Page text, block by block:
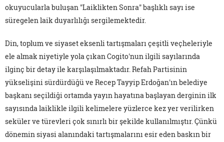
okuyucularla buluşan "Laiklikten Sonra" başlıklı sayı ise
süregelen laik duyarlılığı sergilemektedir.
Din, toplum ve siyaset eksenli tartışmaları çeşitli veçheleriyle
ele almak niyetiyle yola çıkan Cogito'nun ilgili sayılarında
ilginç bir detay ile karşılaşılmaktadır. Refah Partisinin
yükselişini sürdürdüğü ve Recep Tayyip Erdoğan'ın belediye
başkanı seçildiği ortamda yayın hayatına başlayan derginin ilk
sayısında laiklikle ilgili kelimelere yüzlerce kez yer verilirken
seküler ve türevleri çok sınırlı bir şekilde kullanılmıştır. Çünkü
dönemin siyasi alanındaki tartışmalarını esir eden baskın bir